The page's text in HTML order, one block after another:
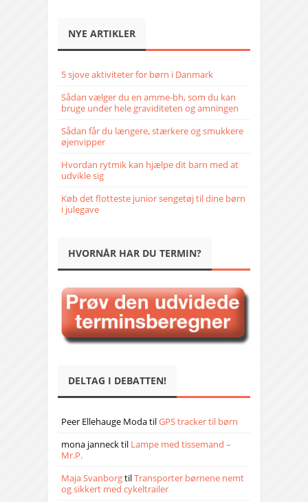
NYE ARTIKLER
5 sjove aktiviteter for børn i Danmark
Sådan vælger du en amme-bh, som du kan
bruge under hele graviditeten og amningen
Sådan får du længere, stærkere og smukkere
øjenvipper
Hvordan rytmik kan hjælpe dit barn med at
udvikle sig
Køb det flotteste junior sengetøj til dine børn
i julegave
HVORNÅR HAR DU TERMIN?
DELTAG I DEBATTEN!
Peer Ellehauge ModatilGPS tracker til børn
mona jannecktil Lampe med tissemand –
Mr.P.
Maja SvanborgtilTransporter børnene nemt
og sikkert med cykeltrailer